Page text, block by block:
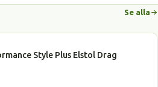
Se alla
Style Plus Elstol Drag